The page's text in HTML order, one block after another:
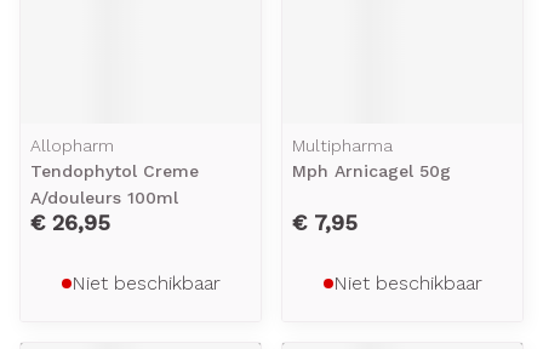
Allopharm
Tendophytol Creme
A/douleurs 100ml
€ 26,95
Niet beschikbaar
Multipharma
Mph Arnicagel 50g
€ 7,95
Niet beschikbaar